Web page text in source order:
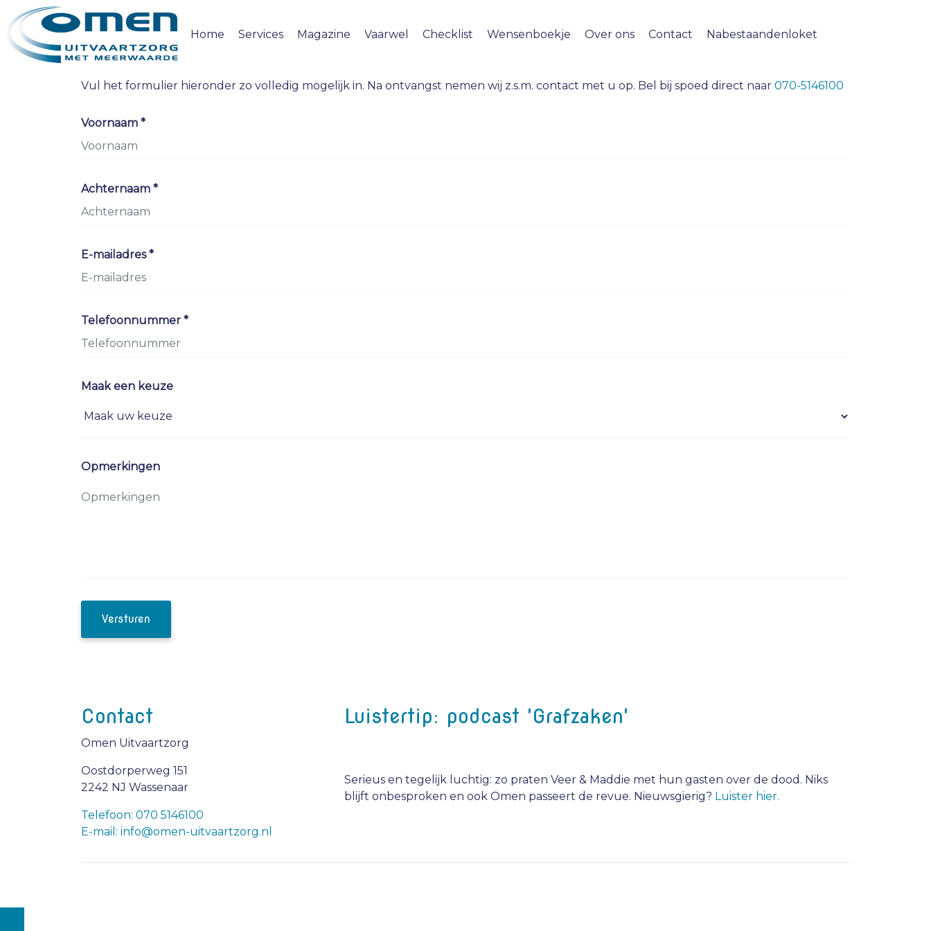
Home Services Magazine Vaarwel Checklist Wensenboekje Over ons Contact Nabestaandenloket
Contact
Vul het formulier hieronder zo volledig mogelijk in. Na ontvangst nemen wij z.s.m. contact met u op. Bel bij spoed direct naar 070-5146100
Voornaam *
Achternaam *
E-mailadres *
Telefoonnummer *
Maak een keuze
Opmerkingen
Contact
Omen Uitvaartzorg
Oostdorperweg 151
2242 NJ Wassenaar
Telefoon: 070 5146100
E-mail: info@omen-uitvaartzorg.nl
Luistertip: podcast 'Grafzaken'
Serieus en tegelijk luchtig: zo praten Veer & Maddie met hun gasten over de dood. Niks
blijft onbesproken en ook Omen passeert de revue. Nieuwsgierig? Luister hier.